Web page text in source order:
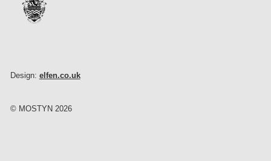
Design: elfen.co.uk
© MOSTYN 2026